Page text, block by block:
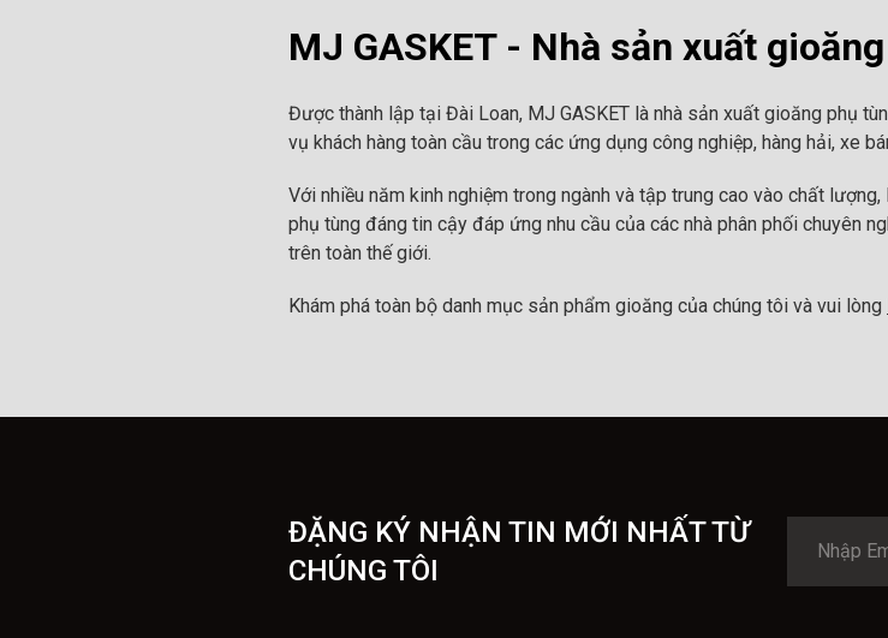
MJ GASKET - Nhà sản xuất
Được thành lập tại Đài Loan, MJ GASKET là nhà sản xuất gioăng phụ
vụ khách hàng toàn cầu trong các ứng dụng công nghiệp, hàng hải, xe
Với nhiều năm kinh nghiệm trong ngành và tập trung cao vào chất
phụ tùng đáng tin cậy đáp ứng nhu cầu của các nhà phân phối chuyên
trên toàn thế giới.
Khám phá toàn bộ danh mục sản phẩm gioăng của chúng tôi và vui lòng
ĐẶNG KÝ NHẬN TIN MỚI NHẤT TỪ
CHÚNG TÔI